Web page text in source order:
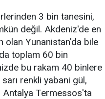
3 bin tanesini,
değil. Akdeniz'de en
olan Yunanistan'da bile
toplam 60 bin
bu rakam 40 binlere
renkli yabani gül,
Antalya Termessos'ta